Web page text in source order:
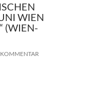
WIEN
(WIEN-
KOMMENTAR